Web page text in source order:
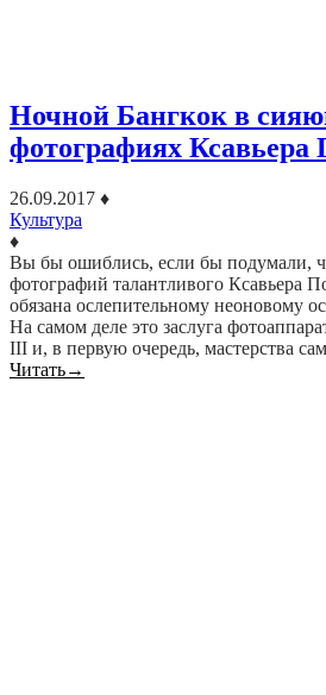
Ночной Бангкок в
фотографиях Ксавьера
26.09.2017 ♦
Культура
♦
Вы бы ошиблись, если бы подумали,
фотографий талантливого Ксавьера
обязана ослепительному неоновому
На самом деле это заслуга
III и, в первую очередь, мастерства
Читать→